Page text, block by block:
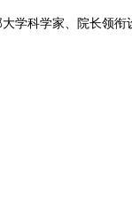
学科学家、院长领